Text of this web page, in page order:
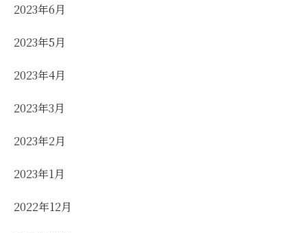
2023年6月
2023年5月
2023年4月
2023年3月
2023年2月
2023年1月
2022年12月